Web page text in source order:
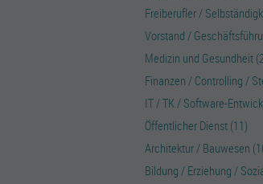
Freiberufler /
Vorstand /
Medizin und Gesundheit
Finanzen / Controlling /
IT / TK / Software-
Öffentlicher Dienst (11)
Architektur / Bauwesen
Bildung / Erziehung /